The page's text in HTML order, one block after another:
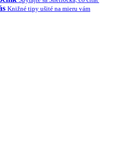
Knižné tipy ušité na mieru vám